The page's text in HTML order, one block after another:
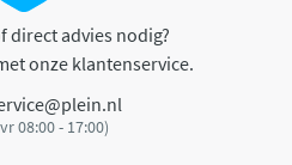
direct advies nodig?
onze klantenservice.
08:00 - 17:00)